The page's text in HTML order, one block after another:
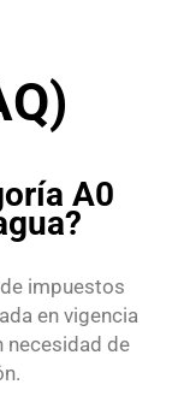
A0
impuestos
en vigencia
necesidad de